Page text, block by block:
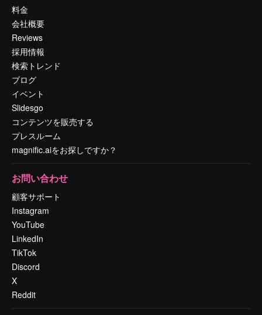
料金
会社概要
Reviews
採用情報
検索トレンド
ブログ
イベント
Slidesgo
コンテンツを販売する
プレスルーム
magnific.aiをお探しですか？
お問い合わせ
顧客サポート
Instagram
YouTube
LinkedIn
TikTok
Discord
X
Reddit